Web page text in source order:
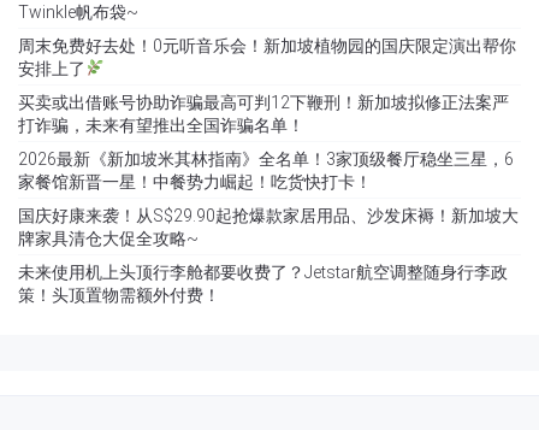
Twinkle帆布袋~
周末免费好去处！0元听音乐会！新加坡植物园的国庆限定演出帮你
安排上了
买卖或出借账号协助诈骗最高可判12下鞭刑！新加坡拟修正法案严
打诈骗，未来有望推出全国诈骗名单！
2026最新《新加坡米其林指南》全名单！3家顶级餐厅稳坐三星，6
家餐馆新晋一星！中餐势力崛起！吃货快打卡！
国庆好康来袭！从S$29.90起抢爆款家居用品、沙发床褥！新加坡大
牌家具清仓大促全攻略~
未来使用机上头顶行李舱都要收费了？Jetstar航空调整随身行李政
策！头顶置物需额外付费！